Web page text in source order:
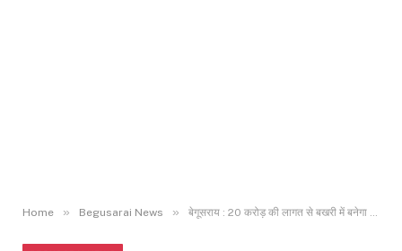
Home » Begusarai News » बेगूसराय : 20 करोड़ की लागत से बखरी में बनेगा नया अनुमंडलीय अस्पताल